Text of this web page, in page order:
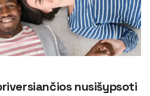
nusišypsoti